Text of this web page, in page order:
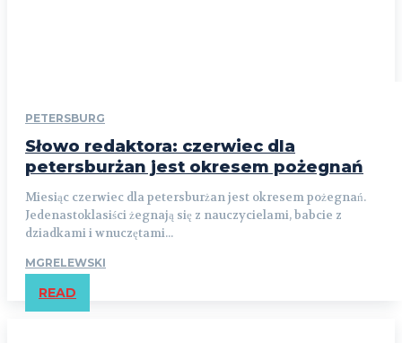
PETERSBURG
Słowo redaktora: czerwiec dla
petersburżan jest okresem pożegnań
Miesiąc czerwiec dla petersburżan jest okresem pożegnań.
Jedenastoklasiści żegnają się z nauczycielami, babcie z
dziadkami i wnuczętami...
MGRELEWSKI
READ